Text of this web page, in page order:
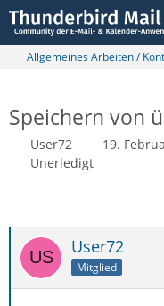
Allgemeines Arbeiten /
Speichern von
User72 19.
Unerledigt
User72
Mitglied